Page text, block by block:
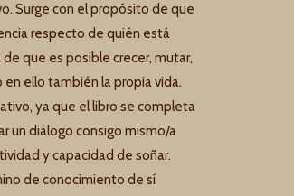
Surge con el propósito de que
respecto de quién está
que es posible crecer, mutar,
ello también la propia vida.
ya que el libro se completa
un diálogo consigo mismo/a
y capacidad de soñar.
de conocimiento de sí